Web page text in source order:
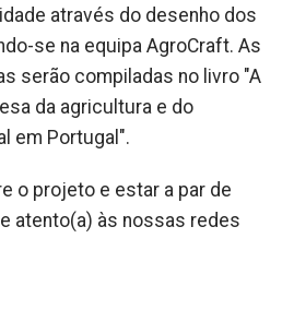
através do desenho dos
se na equipa AgroCraft. As
serão compiladas no livro "A
da agricultura e do
em Portugal".
o projeto e estar a par de
atento(a) às nossas redes